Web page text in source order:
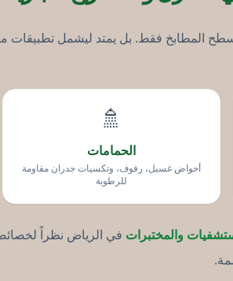
المطابخ فقط. بل يمتد ليشمل تطبيقات
🚿
الحمامات
أحواض غسيل، رفوف، وتكسيات جدران مقاومة
للرطوبة
والمختبرات في الرياض نظراً